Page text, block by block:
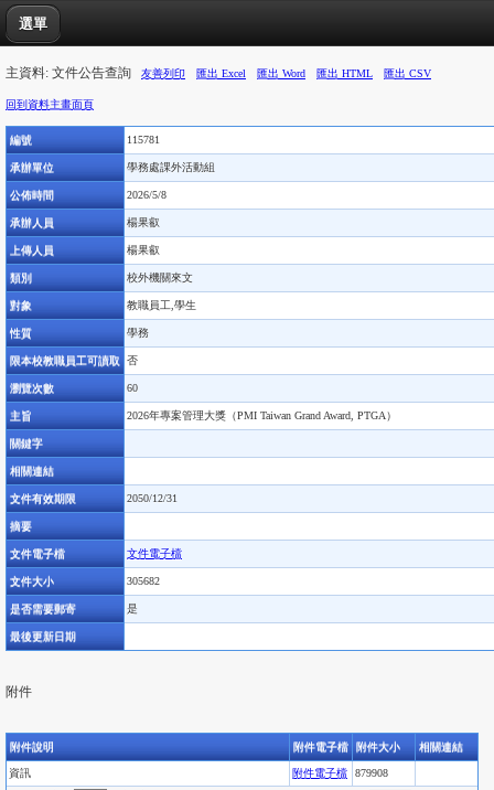
選單
主資料: 文件公告查詢 友善列印 匯出 Excel 匯出 Word 匯出 HTML 匯出 CSV
回到資料主畫面頁
編號 115781
承辦單位 學務處課外活動組
公佈時間 2026/5/8
承辦人員 楊果叡
上傳人員 楊果叡
類別 校外機關來文
對象 教職員工,學生
性質 學務
限本校教職員工可讀取 否
瀏覽次數 60
主旨 2026年專案管理大獎（PMI Taiwan Grand Award, PTGA）
關鍵字
相關連結
文件有效期限 2050/12/31
摘要
文件電子檔 文件電子檔
文件大小 305682
是否需要郵寄 是
最後更新日期
附件
附件說明 附件電子檔 附件大小 相關連結
資訊 附件電子檔 879908